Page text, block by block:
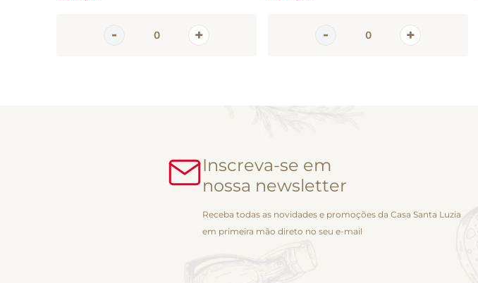
Inscreva-se em
nossa newsletter
Receba todas as novidades e promoções da Casa Santa Luzia
em primeira mão direto no seu e-mail